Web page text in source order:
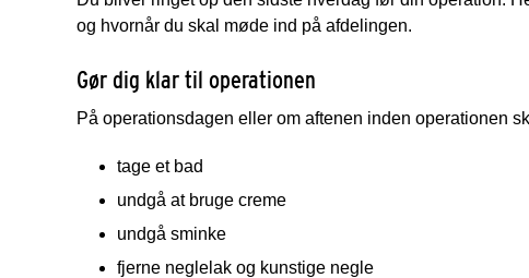
og hvornår du skal møde ind på afdelingen.
Gør dig klar til operationen
På operationsdagen eller om aftenen inden operationen
tage et bad
undgå at bruge creme
undgå sminke
fjerne neglelak og kunstige negle